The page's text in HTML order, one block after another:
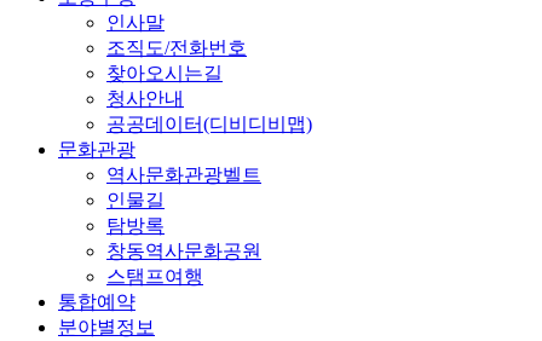
인사말
조직도/전화번호
찾아오시는길
청사안내
공공데이터(디비디비맵)
문화관광
역사문화관광벨트
인물길
탐방록
창동역사문화공원
스탬프여행
통합예약
분야별정보